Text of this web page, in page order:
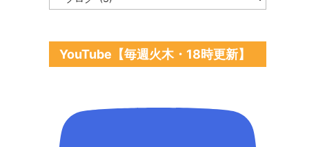
ー
YouTube【毎週火木・18時更新】